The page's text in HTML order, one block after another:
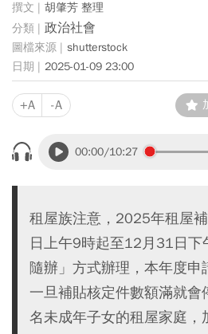
胡肇芳 整理
政治社會
shutterstock
2025-01-09 23:00
+A -A
00:00/10:27
租屋族注意，2025年租屋
日上午9時起至12月31日下
隨辦」方式辦理，本年度申
一旦補貼核定件數額滿就會
名未成年子女的租屋家庭